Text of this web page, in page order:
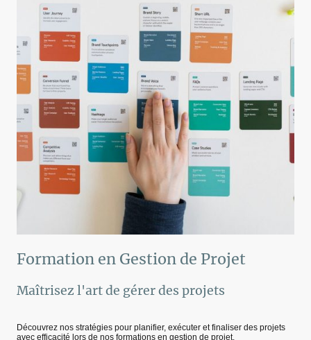
Formation en Gestion de Projet
Maîtrisez l'art de gérer des projets
Découvrez nos stratégies pour planifier, exécuter et finaliser des projets
avec efficacité lors de nos formations en gestion de projet.